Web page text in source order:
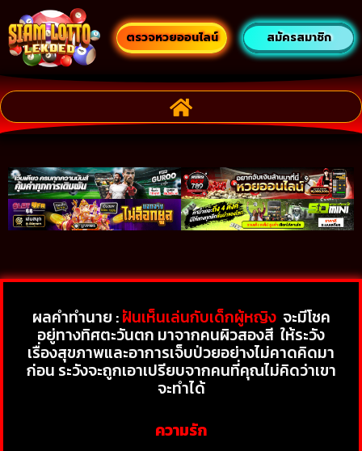
ตรวจหวยออนไลน์ สมัครสมาชิก
ผลคำทำนาย :ฝันเห็นเล่นกับเด็กผู้หญิง จะมีโชค
อยู่ทางทิศตะวันตก มาจากคนผิวสองสี ให้ระวัง
เรื่องสุขภาพและอาการเจ็บป่วยอย่างไม่คาดคิดมา
ก่อน ระวังจะถูกเอาเปรียบจากคนที่คุณไม่คิดว่าเขา
จะทำได้
ความรัก